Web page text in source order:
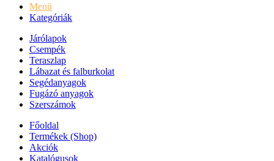
Menü
Kategóriák
Járólapok
Csempék
Teraszlap
Lábazat és falburkolat
Segédanyagok
Fugázó anyagok
Szerszámok
Főoldal
Termékek (Shop)
Akciók
Katalógusok